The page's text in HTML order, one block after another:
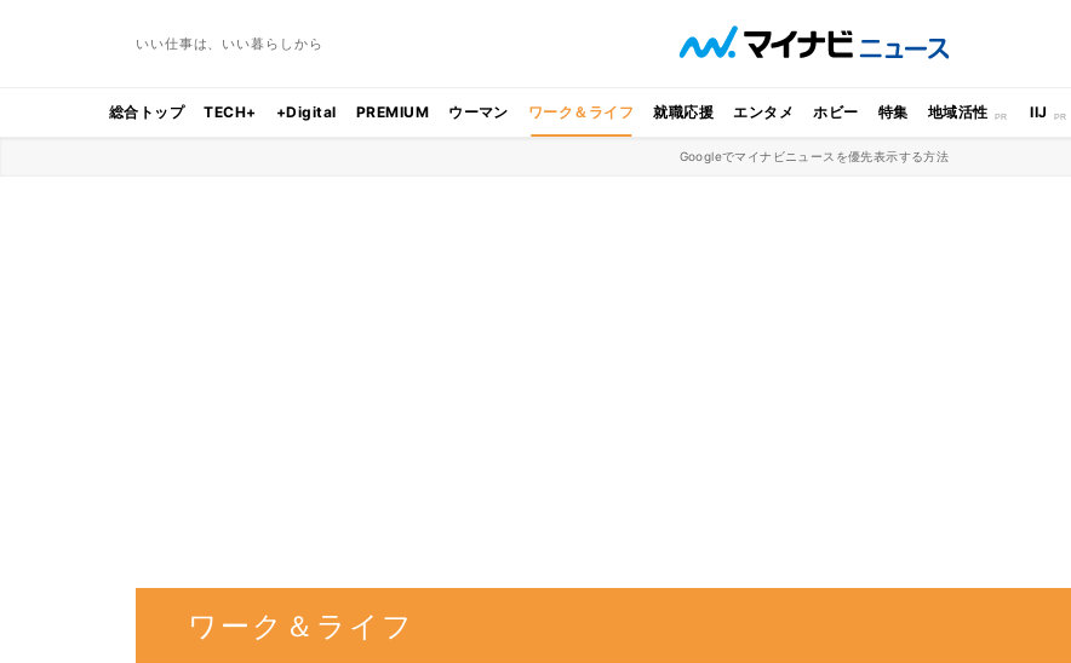
いい仕事は、いい暮らしから
総合トップ TECH+ +Digital PREMIUM ウーマン ワーク＆ライフ 就職応援 エンタメ ホビー 特集 地域活性 IIJ
Googleでマイナビニュースを優先表示する方法
ワーク＆ライフ